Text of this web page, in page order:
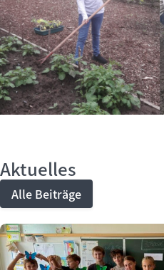
Aktuelles
Alle Beiträge